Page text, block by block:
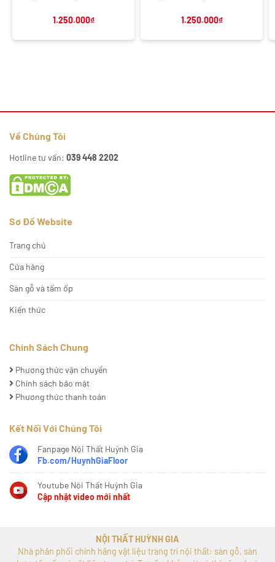
1.250.000₫ 1.250.000₫
Về Chúng Tôi
Hotline tư vấn: 039 448 2202
Sơ Đồ Website
Trang chủ
Cửa hàng
Sàn gỗ và tấm ốp
Kiến thức
Chính Sách Chung
Phương thức vận chuyển
Chính sách bảo mật
Phương thức thanh toán
Kết Nối Với Chúng Tôi
Fanpage Nội Thất Huỳnh Gia
Fb.com/HuynhGiaFloor
Youtube Nội Thất Huỳnh Gia
Cập nhật video mới nhất
NỘI THẤT HUỲNH GIA
Nhà phân phối chính hãng vật liệu trang trí nội thất: sàn gỗ, sàn